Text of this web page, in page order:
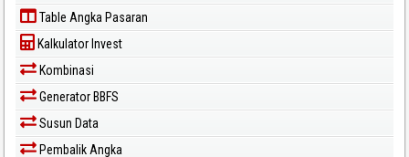
Table Angka Pasaran
Kalkulator Invest
Kombinasi
Generator BBFS
Susun Data
Pembalik Angka